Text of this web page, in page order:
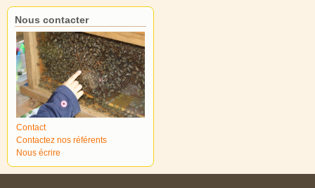
Nous contacter
Contact
Contactez nos référents
Nous écrire